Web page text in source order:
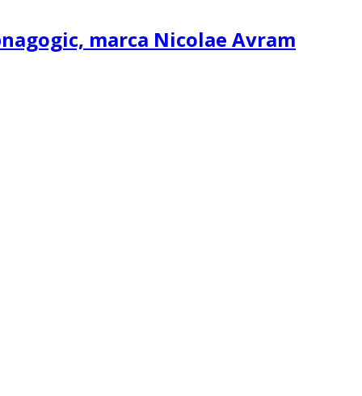
marca Nicolae Avram